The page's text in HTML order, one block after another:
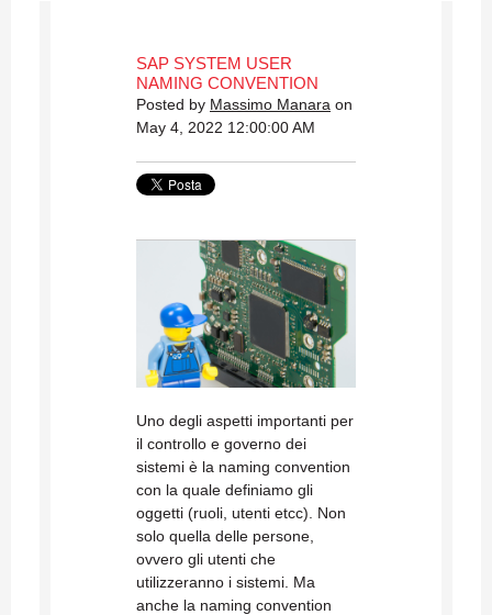
SAP SYSTEM USER
NAMING CONVENTION
Posted by Massimo Manara on
May 4, 2022 12:00:00 AM
Uno degli aspetti importanti per
il controllo e governo dei
sistemi è la naming convention
con la quale definiamo gli
oggetti (ruoli, utenti etcc). Non
solo quella delle persone,
ovvero gli utenti che
utilizzeranno i sistemi. Ma
anche la naming convention